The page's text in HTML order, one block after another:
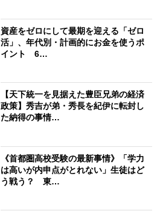
資産をゼロにして最期を迎える「ゼロ
活」、年代別・計画的にお金を使うポ
イント 6…
【天下統一を見据えた豊臣兄弟の経済
政策】秀吉が弟・秀長を紀伊に転封し
た納得の事情…
《首都圏高校受験の最新事情》「学力
は高いが内申点がとれない」生徒はど
う戦う？ 東…